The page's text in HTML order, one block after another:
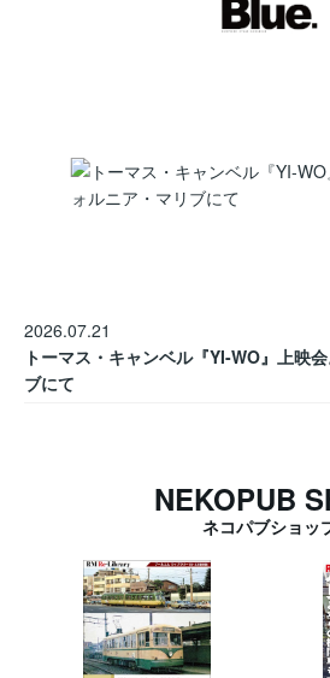
2026.07.21
トーマス・キャンベル『YI-WO』上映
ブにて
NEKOPUB
ネコパブショッ